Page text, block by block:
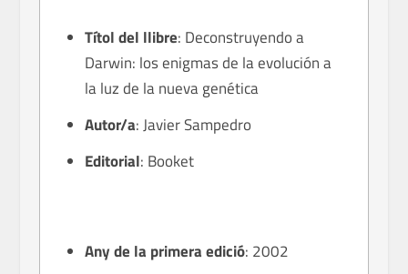
Títol del llibre: Deconstruyendo a
Darwin: los enigmas de la evolución a
la luz de la nueva genética
Autor/a:Javier Sampedro
Editorial: Booket
Any de la primera edició: 2002